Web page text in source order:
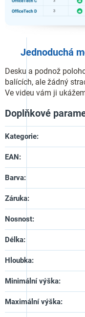
Jednoduchá
Desku a podnož
balících, ale žádný
Ve videu vám ji
Doplňkové
Kategorie:
EAN:
Barva:
Záruka:
Nosnost:
Délka:
Hloubka:
Minimální výška:
Maximální výška: